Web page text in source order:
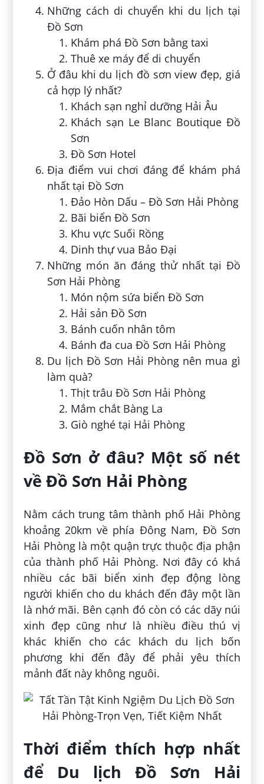
Những cách di chuyển khi du lịch tại
Đồ Sơn
Khám phá Đồ Sơn bằng taxi
Thuê xe máy để di chuyển
Ở đâu khi du lịch đồ sơn view đẹp, giá
cả hợp lý nhất?
Khách sạn nghỉ dưỡng Hải Âu
Khách sạn Le Blanc Boutique Đồ
Sơn
Đồ Sơn Hotel
Địa điểm vui chơi đáng để khám phá
nhất tại Đồ Sơn
Đảo Hòn Dấu – Đồ Sơn Hải Phòng
Bãi biển Đồ Sơn
Khu vực Suối Rồng
Dinh thự vua Bảo Đại
Những món ăn đáng thử nhất tại Đồ
Sơn Hải Phòng
Món nộm sứa biển Đồ Sơn
Hải sản Đồ Sơn
Bánh cuốn nhân tôm
Bánh đa cua Đồ Sơn Hải Phòng
Du lịch Đồ Sơn Hải Phòng nên mua gì
làm quà?
Thịt trâu Đồ Sơn Hải Phòng
Mắm chắt Bàng La
Giò nghé tại Hải Phòng
Đồ Sơn ở đâu? Một số nét
về Đồ Sơn Hải Phòng
Nằm cách trung tâm thành phố Hải Phòng
khoảng 20km về phía Đông Nam, Đồ Sơn
Hải Phòng là một quận trực thuộc địa phận
của thành phố Hải Phòng. Nơi đây có khá
nhiều các bãi biển xinh đẹp động lòng
người khiến cho du khách đến đây một lần
là nhớ mãi. Bên cạnh đó còn có các dãy núi
xinh đẹp cũng như là nhiều điều thú vị
khác khiến cho các khách du lịch bốn
phương khi đến đây để phải yêu thích
mảnh đất này không nguôi.
Thời điểm thích hợp nhất
để Du lịch Đồ Sơn Hải